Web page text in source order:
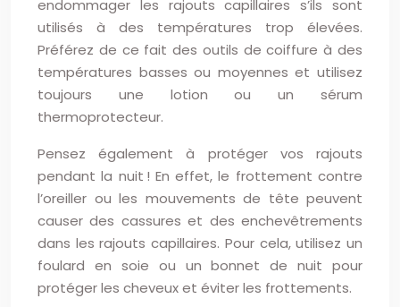
endommager les rajouts capillaires s’ils sont
utilisés à des températures trop élevées.
Préférez de ce fait des outils de coiffure à des
températures basses ou moyennes et utilisez
toujours une lotion ou un sérum
thermoprotecteur.
Pensez également à protéger vos rajouts
pendant la nuit ! En effet, le frottement contre
l’oreiller ou les mouvements de tête peuvent
causer des cassures et des enchevêtrements
dans les rajouts capillaires. Pour cela, utilisez un
foulard en soie ou un bonnet de nuit pour
protéger les cheveux et éviter les frottements.